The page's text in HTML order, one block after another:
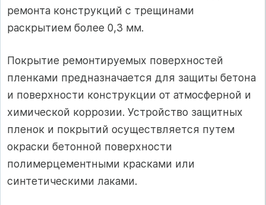
ремонта конструкций с трещинами
раскрытием более 0,3 мм.
Покрытие ремонтируемых поверхностей
пленками предназначается для защиты бетона
и поверхности конструкции от атмосферной и
химической коррозии. Устройство защитных
пленок и покрытий осуществляется путем
окраски бетонной поверхности
полимерцементными красками или
синтетическими лаками.